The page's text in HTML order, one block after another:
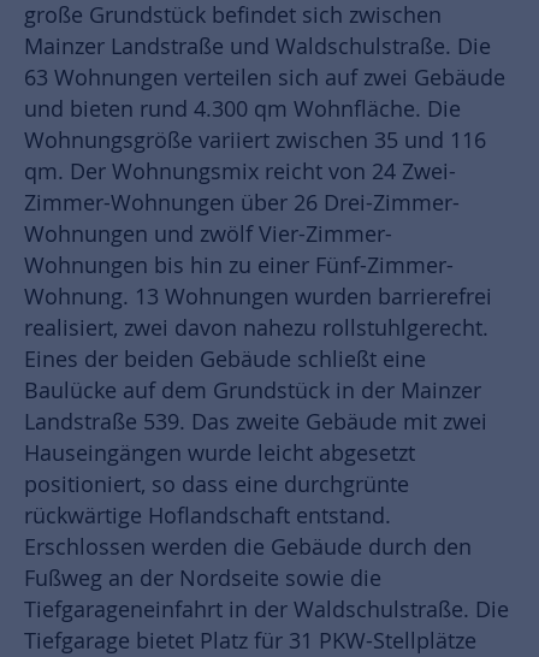
große Grundstück befindet sich zwischen
Mainzer Landstraße und Waldschulstraße. Die
63 Wohnungen verteilen sich auf zwei Gebäude
und bieten rund 4.300 qm Wohnfläche. Die
Wohnungsgröße variiert zwischen 35 und 116
qm. Der Wohnungsmix reicht von 24 Zwei-
Zimmer-Wohnungen über 26 Drei-Zimmer-
Wohnungen und zwölf Vier-Zimmer-
Wohnungen bis hin zu einer Fünf-Zimmer-
Wohnung. 13 Wohnungen wurden barrierefrei
realisiert, zwei davon nahezu rollstuhlgerecht.
Eines der beiden Gebäude schließt eine
Baulücke auf dem Grundstück in der Mainzer
Landstraße 539. Das zweite Gebäude mit zwei
Hauseingängen wurde leicht abgesetzt
positioniert, so dass eine durchgrünte
rückwärtige Hoflandschaft entstand.
Erschlossen werden die Gebäude durch den
Fußweg an der Nordseite sowie die
Tiefgarageneinfahrt in der Waldschulstraße. Die
Tiefgarage bietet Platz für 31 PKW-Stellplätze